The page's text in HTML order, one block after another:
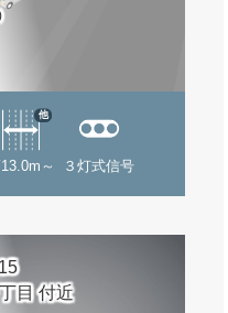
～
他
３灯式信号
目 付近